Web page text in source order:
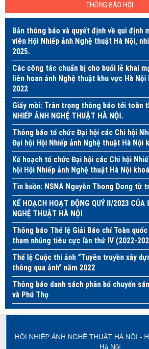
THÔNG BÁO HỘI
Bản thông báo và quyết định về qui định
viên Hội Nhiếp ảnh Nghệ thuật Hà Nội,
2025.
Các công tác chuẩn bị cho buổi lễ khai
liên hoan ảnh Nghệ thuật khu vực Hà Nội
2022
Giấy mời: Trân trọng thông báo tới toàn
NHIẾP ẢNH NGHỆ THUẬT HÀ NỘI.
Thông báo tổ chức Đại hội các Chi hội
Đại hội Hội Nhiếp ảnh Nghệ thuật Hà Nội
Kế hoạch tổ chức Đại hội các Chi hội
hội Hội Nhiếp ảnh Nghệ thuật Hà Nội
Tin buồn: NSNA Nguyễn Thong Dong từ
KẾ HOẠCH HOẠT ĐỘNG QUÝ II/2023 CỦA
NGHỆ THUẬT HÀ NỘI
Thông báo Thể lệ Giải Báo chí Toàn
tham nhũng tiêu cực lần thứ IV (2022-
Thể lệ Cuộc thi ảnh “Tuyên truyền xây
thông qua ảnh” năm 2022
Thông báo danh sách phân bổ chuyến
và Phú Thọ
HỘI NHIẾP ẢNH NGHỆ THUẬT HÀ NỘI -
Hà Nội